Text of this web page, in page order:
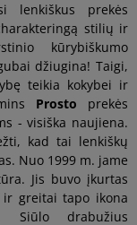
lenkiškus prekės
stilių ir
kūrybiškumo
džiugina! Taigi,
teikia kokybei ir
Prosto prekės
- visiška naujiena.
kad tai lenkiškų
Nuo 1999 m. jame
Jis buvo įkurtas
ir greitai tapo ikona
Siūlo drabužius